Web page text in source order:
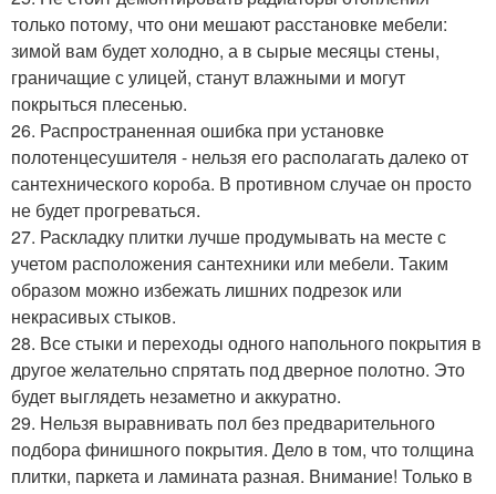
только потому, что они мешают расстановке мебели:
зимой вам будет холодно, а в сырые месяцы стены,
граничащие с улицей, станут влажными и могут
покрыться плесенью.
26. Распространенная ошибка при установке
полотенцесушителя - нельзя его располагать далеко от
сантехнического короба. В противном случае он просто
не будет прогреваться.
27. Раскладку плитки лучше продумывать на месте с
учетом расположения сантехники или мебели. Таким
образом можно избежать лишних подрезок или
некрасивых стыков.
28. Все стыки и переходы одного напольного покрытия в
другое желательно спрятать под дверное полотно. Это
будет выглядеть незаметно и аккуратно.
29. Нельзя выравнивать пол без предварительного
подбора финишного покрытия. Дело в том, что толщина
плитки, паркета и ламината разная. Внимание! Только в